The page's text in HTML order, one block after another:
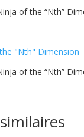
of the “Nth”
of the “Nth”